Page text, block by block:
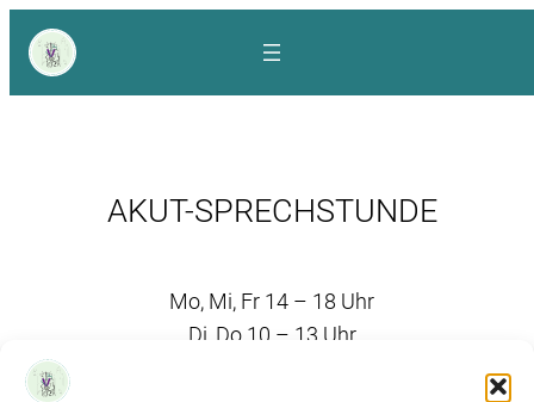
Zum
Inhalt
springen
AKUT-SPRECHSTUNDE
Mo, Mi, Fr 14 – 18 Uhr
Di, Do 10 – 13 Uhr